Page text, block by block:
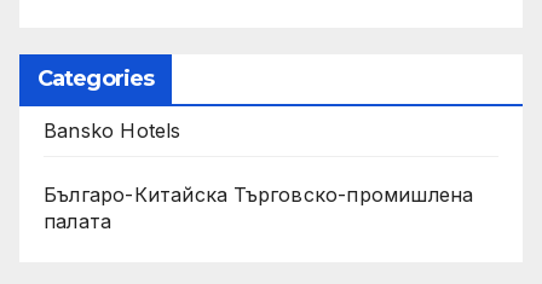
Categories
Bansko Hotels
Българо-Китайска Търговско-промишлена
палaта